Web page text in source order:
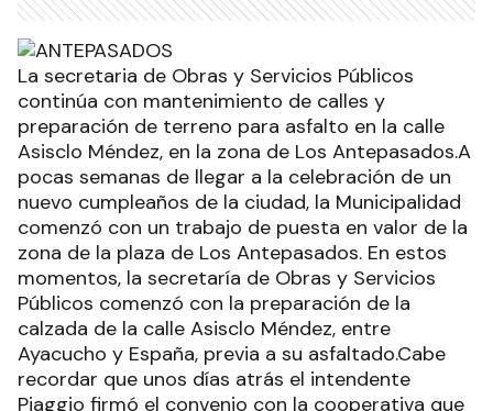
La secretaria de Obras y Servicios Públicos
continúa con mantenimiento de calles y
preparación de terreno para asfalto en la calle
Asisclo Méndez, en la zona de Los Antepasados.A
pocas semanas de llegar a la celebración de un
nuevo cumpleaños de la ciudad, la Municipalidad
comenzó con un trabajo de puesta en valor de la
zona de la plaza de Los Antepasados. En estos
momentos, la secretaría de Obras y Servicios
Públicos comenzó con la preparación de la
calzada de la calle Asisclo Méndez, entre
Ayacucho y España, previa a su asfaltado.Cabe
recordar que unos días atrás el intendente
Piaggio firmó el convenio con la cooperativa que